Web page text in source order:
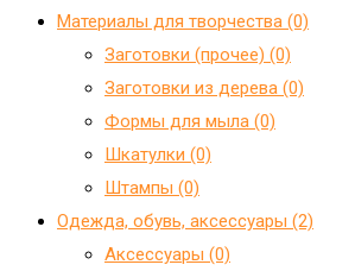
Материалы для творчества (0)
Заготовки (прочее) (0)
Заготовки из дерева (0)
Формы для мыла (0)
Шкатулки (0)
Штампы (0)
Одежда, обувь, аксессуары (2)
Аксессуары (0)